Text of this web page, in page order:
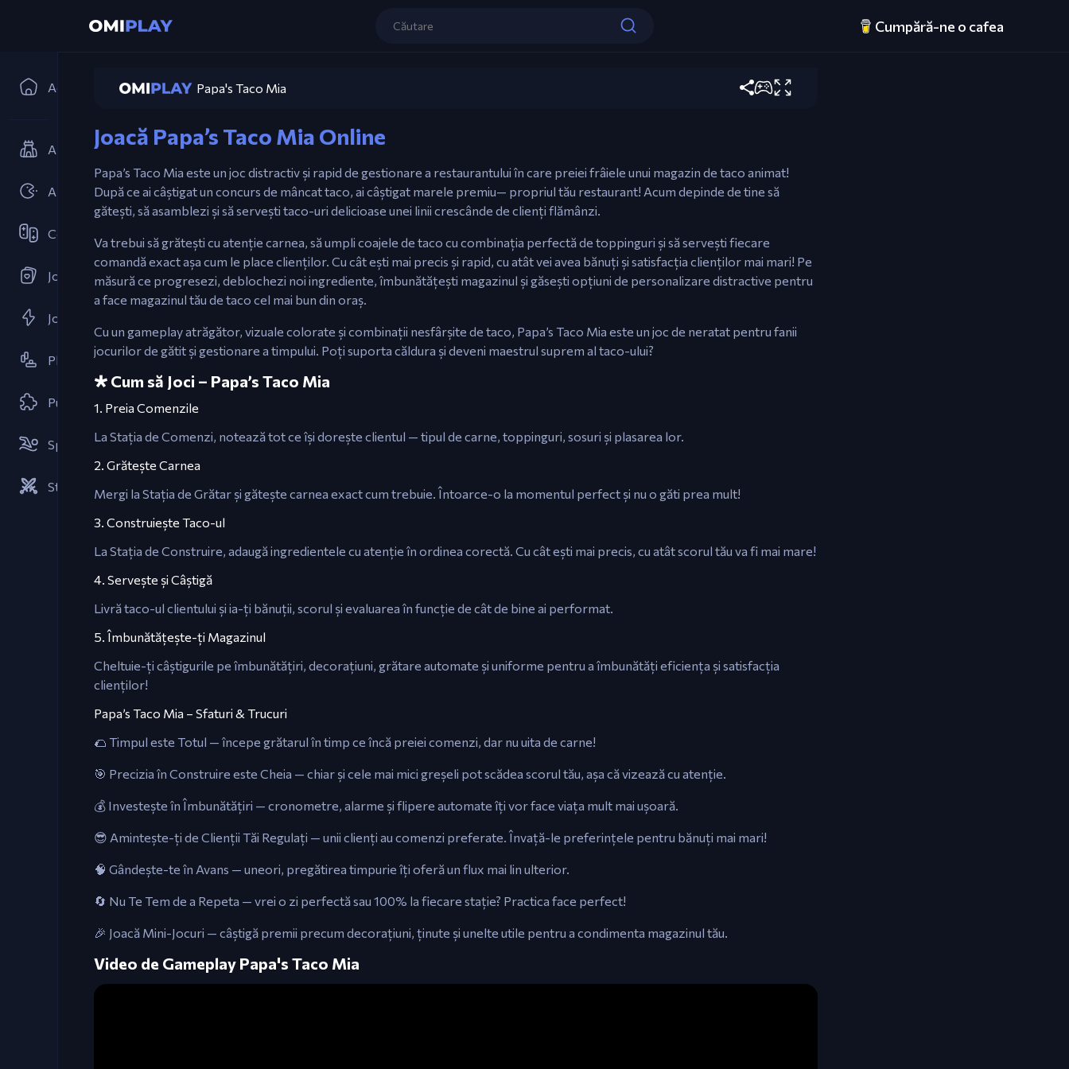
Cumpără-ne o cafea
Acasă
Apărare a Turnurilor
Arcade
Cooperativ
Jocuri de Cărți
Jocuri Flash
Platformă
Puzzle
Sport
Strategii
Papa's Taco Mia
Mouse – Preia comenzi, construiește taco-uri, gătește
Joacă Papa’s Taco Mia Online
Papa’s Taco Mia este un joc distractiv și rapid de gestionare a restaurantului în care preiei frâiele unui magazin de taco animat!
După ce ai câștigat un concurs de mâncat taco, ai câștigat marele premiu— propriul tău restaurant! Acum depinde de tine să
gătești, să asamblezi și să servești taco-uri delicioase unei linii crescânde de clienți flămânzi.
Va trebui să grătești cu atenție carnea, să umpli coajele de taco cu combinația perfectă de toppinguri și să servești fiecare
comandă exact așa cum le place clienților. Cu cât ești mai precis și rapid, cu atât vei avea bănuți și satisfacția clienților mai mari! Pe
măsură ce progresezi, deblochezi noi ingrediente, îmbunătățești magazinul și găsești opțiuni de personalizare distractive pentru
a face magazinul tău de taco cel mai bun din oraș.
Cu un gameplay atrăgător, vizuale colorate și combinații nesfârșite de taco, Papa’s Taco Mia este un joc de neratat pentru fanii
jocurilor de gătit și gestionare a timpului. Poți suporta căldura și deveni maestrul suprem al taco-ului?
🞲 Cum să Joci – Papa’s Taco Mia
1. Preia Comenzile
La Stația de Comenzi, notează tot ce își dorește clientul — tipul de carne, toppinguri, sosuri și plasarea lor.
2. Grătește Carnea
Mergi la Stația de Grătar și gătește carnea exact cum trebuie. Întoarce-o la momentul perfect și nu o găti prea mult!
3. Construiește Taco-ul
La Stația de Construire, adaugă ingredientele cu atenție în ordinea corectă. Cu cât ești mai precis, cu atât scorul tău va fi mai mare!
4. Servește și Câștigă
Livră taco-ul clientului și ia-ți bănuții, scorul și evaluarea în funcție de cât de bine ai performat.
5. Îmbunătățește-ți Magazinul
Cheltuie-ți câștigurile pe îmbunătățiri, decorațiuni, grătare automate și uniforme pentru a îmbunătăți eficiența și satisfacția
clienților!
Papa’s Taco Mia – Sfaturi & Trucuri
🌮 Timpul este Totul — începe grătarul în timp ce încă preiei comenzi, dar nu uita de carne!
🎯 Precizia în Construire este Cheia — chiar și cele mai mici greșeli pot scădea scorul tău, așa că vizează cu atenție.
💰 Investește în Îmbunătățiri — cronometre, alarme și flipere automate îți vor face viața mult mai ușoară.
😎 Amintește-ți de Clienții Tăi Regulați — unii clienți au comenzi preferate. Învață-le preferințele pentru bănuți mai mari!
🧠 Gândește-te în Avans — uneori, pregătirea timpurie îți oferă un flux mai lin ulterior.
🔄 Nu Te Tem de a Repeta — vrei o zi perfectă sau 100% la fiecare stație? Practica face perfect!
🎉 Joacă Mini-Jocuri — câștigă premii precum decorațiuni, ținute și unelte utile pentru a condimenta magazinul tău.
Video de Gameplay Papa's Taco Mia